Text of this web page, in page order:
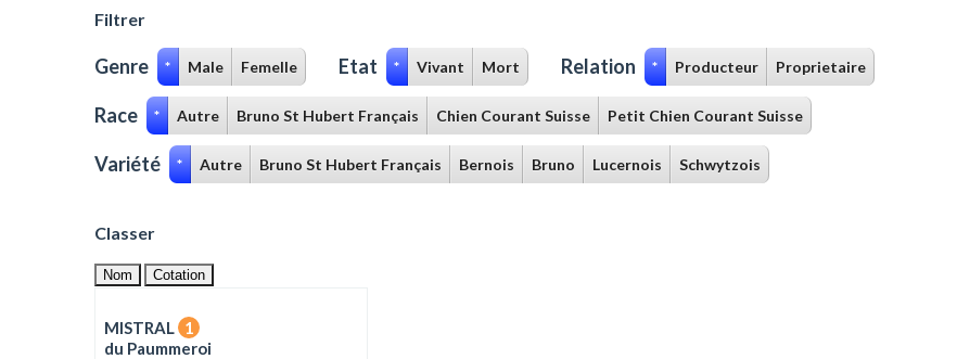
Filtrer
Genre * Male Femelle Etat * Vivant Mort Relation * Producteur Proprietaire
Race * Autre Bruno St Hubert Français Chien Courant Suisse Petit Chien Courant Suisse
Variété * Autre Bruno St Hubert Français Bernois Bruno Lucernois Schwytzois
Classer
Nom Cotation
MISTRAL 1
du Paummeroi